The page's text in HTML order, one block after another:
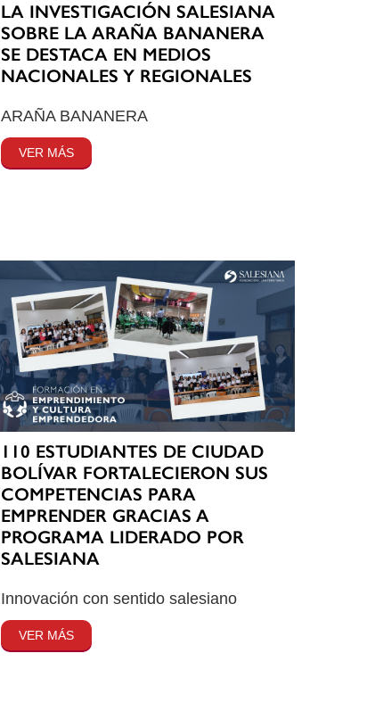
LA INVESTIGACIÓN SALESIANA
SOBRE LA ARAÑA BANANERA
SE DESTACA EN MEDIOS
NACIONALES Y REGIONALES
ARAÑA BANANERA
VER MÁS
110 ESTUDIANTES DE CIUDAD
BOLÍVAR FORTALECIERON SUS
COMPETENCIAS PARA
EMPRENDER GRACIAS A
PROGRAMA LIDERADO POR
SALESIANA
Innovación con sentido salesiano
VER MÁS